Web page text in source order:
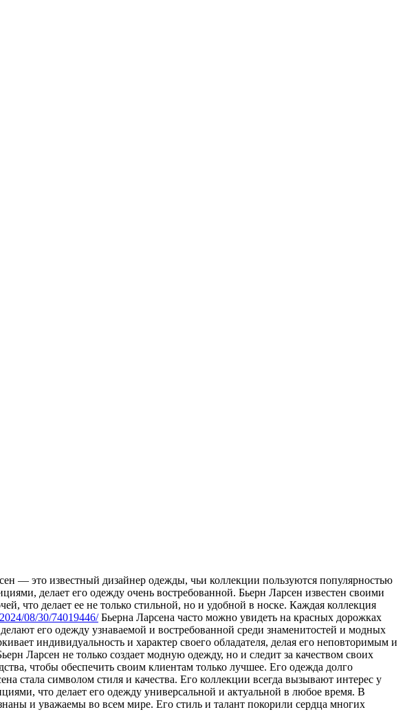
— это известный дизайнер одежды, чьи коллекции пользуются популярностью
делает его одежду очень востребованной. Бьерн Ларсен известен своими
что делает ее не только стильной, но и удобной в носке. Каждая коллекция
08/30/74019446/Бьерна Ларсена часто можно увидеть на красных дорожках
его одежду узнаваемой и востребованной среди знаменитостей и модных
индивидуальность и характер своего обладателя, делая его неповторимым и
Ларсен не только создает модную одежду, но и следит за качеством своих
чтобы обеспечить своим клиентам только лучшее. Его одежда долго
стала символом стиля и качества. Его коллекции всегда вызывают интерес у
что делает его одежду универсальной и актуальной в любое время. В
и уважаемы во всем мире. Его стиль и талант покорили сердца многих